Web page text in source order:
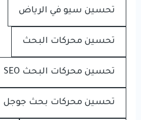
تحسين سيو في الرياض
تحسين محركات البحث
تحسين محركات البحث SEO
تحسين محركات بحث جوجل